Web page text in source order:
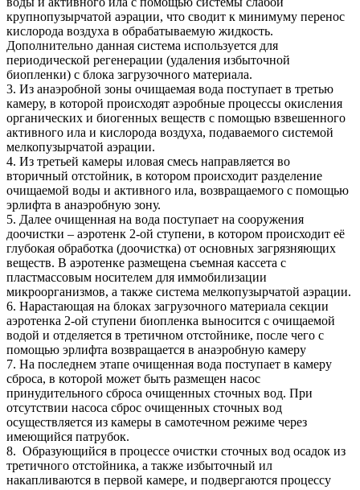
крупнопузырчатой аэрации, что сводит к минимуму перенос
кислорода воздуха в обрабатываемую жидкость.
Дополнительно данная система используется для
периодической регенерации (удаления избыточной
биопленки) с блока загрузочного материала.
3. Из анаэробной зоны очищаемая вода поступает в третью
камеру, в которой происходят аэробные процессы окисления
органических и биогенных веществ с помощью взвешенного
активного ила и кислорода воздуха, подаваемого системой
мелкопузырчатой аэрации.
4. Из третьей камеры иловая смесь направляется во
вторичный отстойник, в котором происходит разделение
очищаемой воды и активного ила, возвращаемого с помощью
эрлифта в анаэробную зону.
5. Далее очищенная на вода поступает на сооружения
доочистки – аэротенк 2-ой ступени, в котором происходит её
глубокая обработка (доочистка) от основных загрязняющих
веществ. В аэротенке размещена съемная кассета с
пластмассовым носителем для иммобилизации
микроорганизмов, а также система мелкопузырчатой аэрации.
6. Нарастающая на блоках загрузочного материала секции
аэротенка 2-ой ступени биопленка выносится с очищаемой
водой и отделяется в третичном отстойнике, после чего с
помощью эрлифта возвращается в анаэробную камеру
7. На последнем этапе очищенная вода поступает в камеру
сброса, в которой может быть размещен насос
принудительного сброса очищенных сточных вод. При
отсутствии насоса сброс очищенных сточных вод
осуществляется из камеры в самотечном режиме через
имеющийся патрубок.
8. Образующийся в процессе очистки сточных вод осадок из
третичного отстойника, а также избыточный ил
накапливаются в первой камере, и подвергаются процессу